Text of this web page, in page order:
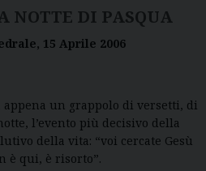
NOTTE DI PASQUA
15 Aprile 2006
un grappolo di versetti, di
l’evento più decisivo della
della vita: “voi cercate Gesù
è qui, è risorto”.